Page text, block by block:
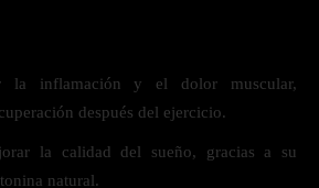
la inflamación y el dolor muscular,
después del ejercicio.
la calidad del sueño, gracias a su
natural.